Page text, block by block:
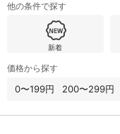
お気に入り
他の条件で探す
新着
価格から探す
0〜199円 200〜299円